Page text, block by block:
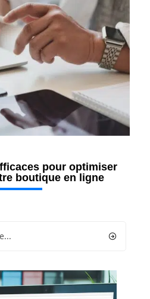
pour optimiser
boutique en ligne